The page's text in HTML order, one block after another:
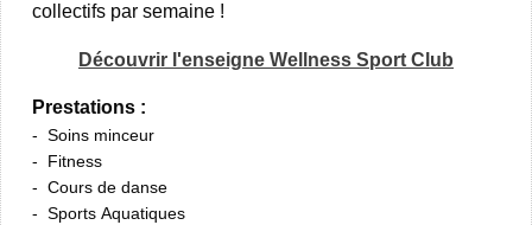
collectifs par semaine !
Découvrir l'enseigne Wellness Sport Club
Prestations :
Soins minceur
Fitness
Cours de danse
Sports Aquatiques